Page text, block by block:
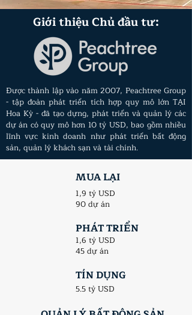
Giới thiệu Chủ đầu tư:
Được thành lập vào năm 2007, Peachtree Group
- tập đoàn phát triển tích hợp quy mô lớn TẠI
Hoa Kỳ - đã tạo dựng, phát triển và quản lý các
dự án có quy mô hơn 10 tỷ USD, bao gồm nhiều
lĩnh vực kinh doanh như phát triển bất động
sản, quản lý khách sạn và tài chính.
MUA LẠI
1,9 tỷ USD
90 dự án
PHÁT TRIỂN
1,6 tỷ USD
45 dự án
TÍN DỤNG
5.5 tỷ USD